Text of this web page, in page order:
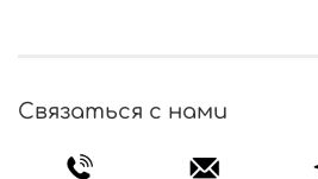
Связаться с нами